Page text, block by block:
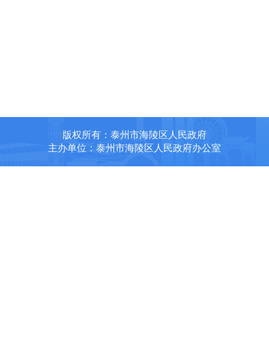
版权所有：泰州市海陵区人民政府
主办单位：泰州市海陵区人民政府办公室